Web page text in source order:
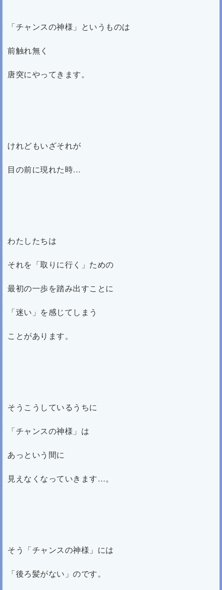
「チャンスの神様」というものは
前触れ無く
唐突にやってきます。
けれどもいざそれが
目の前に現れた時…
わたしたちは
それを「取りに行く」ための
最初の一歩を踏み出すことに
「迷い」を感じてしまう
ことがあります。
そうこうしているうちに
「チャンスの神様」は
あっという間に
見えなくなっていきます…。
そう「チャンスの神様」には
「後ろ髪がない」のです。